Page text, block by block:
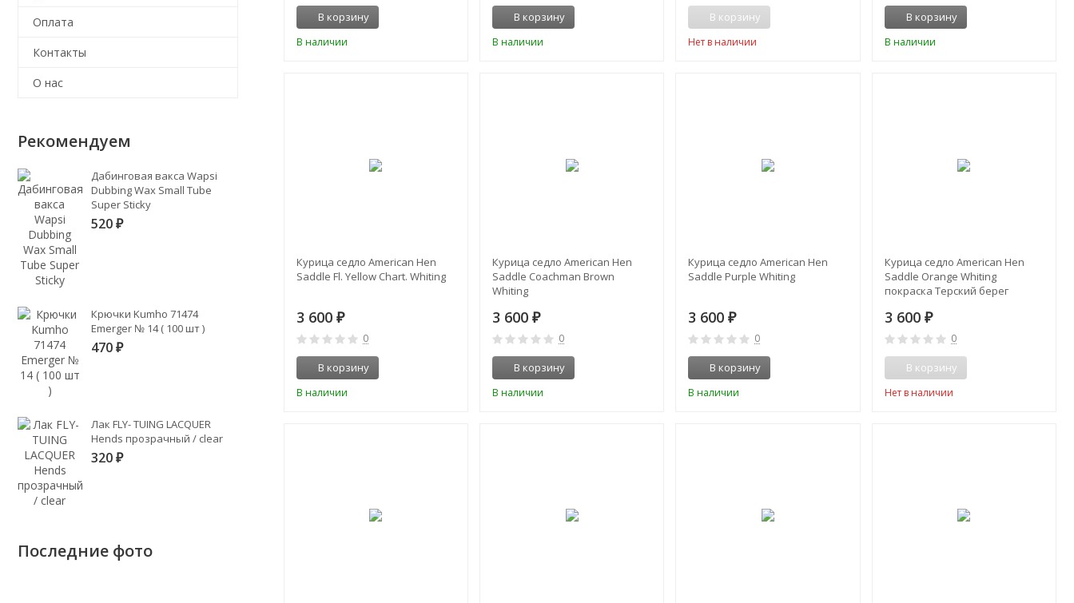
В корзину
В наличии
В корзину
В наличии
В корзину
Нет в наличии
В корзину
В наличии
Курица седло American Hen
Saddle Fl. Yellow Chart. Whiting
3 600 ₽
0
В корзину
В наличии
Курица седло American Hen
Saddle Coachman Brown
Whiting
3 600 ₽
0
В корзину
В наличии
Курица седло American Hen
Saddle Purple Whiting
3 600₽
0
В корзину
В наличии
Курица седло American Hen
Saddle Orange Whiting
покраска Терский берег
3 600 ₽
0
В корзину
Нет в наличии
Оплата
Контакты
О нас
Рекомендуем
Дабинговая вакса Wapsi
Dubbing Wax Small Tube
Super Sticky
520 ₽
Крючки Kumho 71474
Emerger № 14 ( 100 шт )
470 ₽
Лак FLY- TUING LACQUER
Hends прозрачный / clear
320 ₽
Последние фото